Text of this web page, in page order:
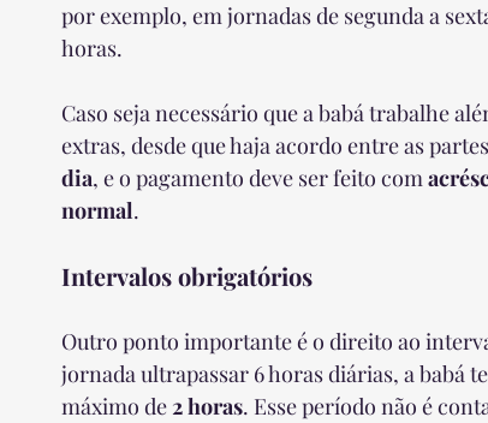
por exemplo, em jornadas de segunda a
horas.
Caso seja necessário que a babá trabalhe
extras, desde que haja acordo entre as
dia, e o pagamento deve ser feito com
normal.
Intervalos obrigatórios
Outro ponto importante é o direito ao
jornada ultrapassar 6 horas diárias, a babá
máximo de 2 horas. Esse período não é